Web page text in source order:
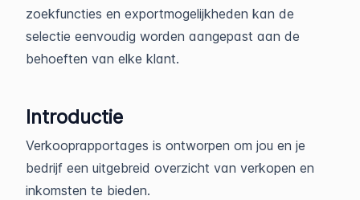
zoekfuncties en exportmogelijkheden kan de
selectie eenvoudig worden aangepast aan de
behoeften van elke klant.
Introductie
Verkooprapportages is ontworpen om jou en je
bedrijf een uitgebreid overzicht van verkopen en
inkomsten te bieden.